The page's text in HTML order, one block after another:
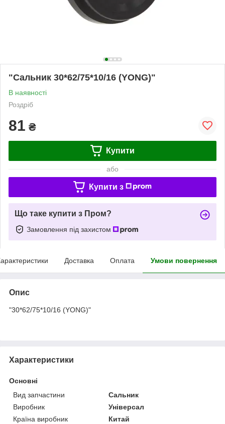
"Сальник 30*62/75*10/16 (YONG)"
В наявності
Роздріб
81 ₴
Купити
або
Купити з
Що таке купити з Пром?
Замовлення під захистом
Доставка Оплата Умови повернення
Опис
"30*62/75*10/16 (YONG)"
Характеристики
Основні
Вид запчастини
Сальник
Виробник
Універсал
Країна виробник
Китай